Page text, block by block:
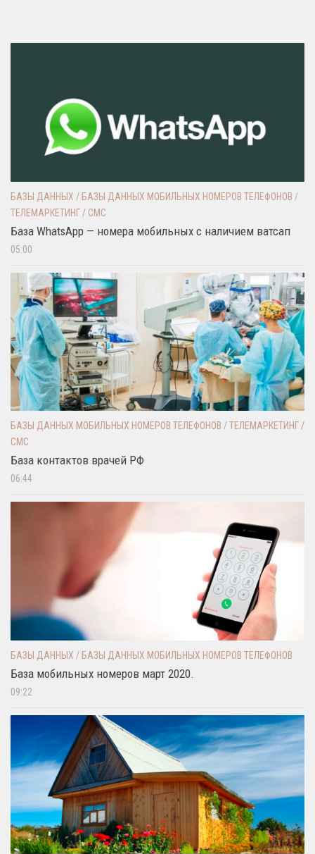
БАЗЫ ДАННЫХ /БАЗЫ ДАННЫХ МОБИЛЬНЫХ НОМЕРОВ ТЕЛЕФОНОВ /
ТЕЛЕМАРКЕТИНГ / СМС
База WhatsApp — номера мобильных с наличием ватсап
05:00
БАЗЫ ДАННЫХ МОБИЛЬНЫХ НОМЕРОВ ТЕЛЕФОНОВ /ТЕЛЕМАРКЕТИНГ /
СМС
База контактов врачей РФ
06:44
БАЗЫ ДАННЫХ / БАЗЫ ДАННЫХ МОБИЛЬНЫХ НОМЕРОВ ТЕЛЕФОНОВ
База мобильных номеров март 2020.
09:22